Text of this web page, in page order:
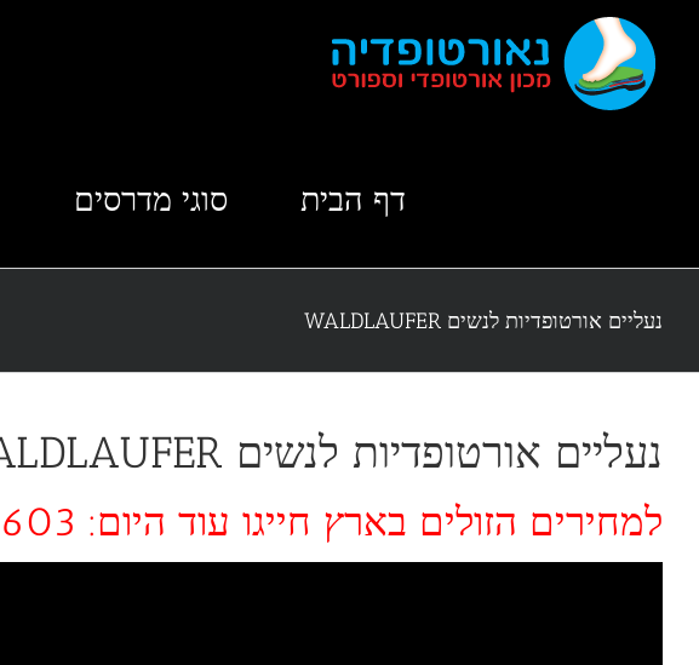
לתוכן
דף הבית סוגי מדרסים
נעליים אורטופדיות לנשים WALDLAUFER
נעליים אורטופדיות לנשים WALDLAUFER
למחירים הזולים בארץ חייגו עוד היום: 077-7507603